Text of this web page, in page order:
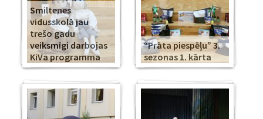
Smiltenes
vidusskolā jau
trešo gadu
veiksmīgi darbojas
KiVa programma
“Prāta piespēļu” 3.
sezonas 1. kārta